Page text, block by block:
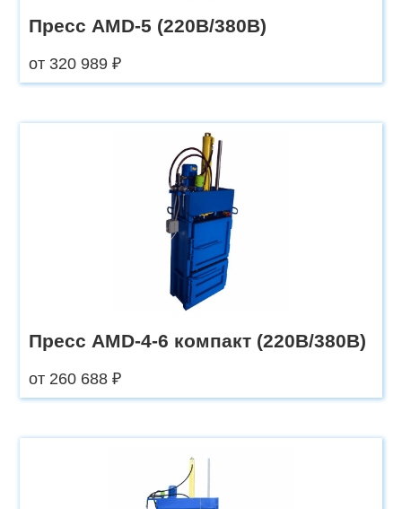
Пресс AMD-5 (220В/380В)
от 320 989 ₽
Пресс AMD-4-6 компакт (220В/380В)
от 260 688 ₽